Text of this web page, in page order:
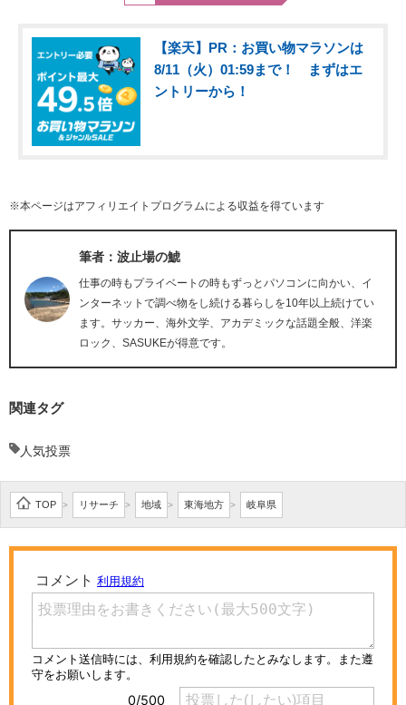
【楽天】PR：お買い物マラソンは
8/11（火）01:59まで！ まずはエ
ントリーから！
※本ページはアフィリエイトプログラムによる収益を得ています
筆者：波止場の鯱
仕事の時もプライベートの時もずっとパソコンに向かい、イ
ンターネットで調べ物をし続ける暮らしを10年以上続けてい
ます。サッカー、海外文学、アカデミックな話題全般、洋楽
ロック、SASUKEが得意です。
関連タグ
人気投票
TOP > リサーチ > 地域 > 東海地方 > 岐阜県